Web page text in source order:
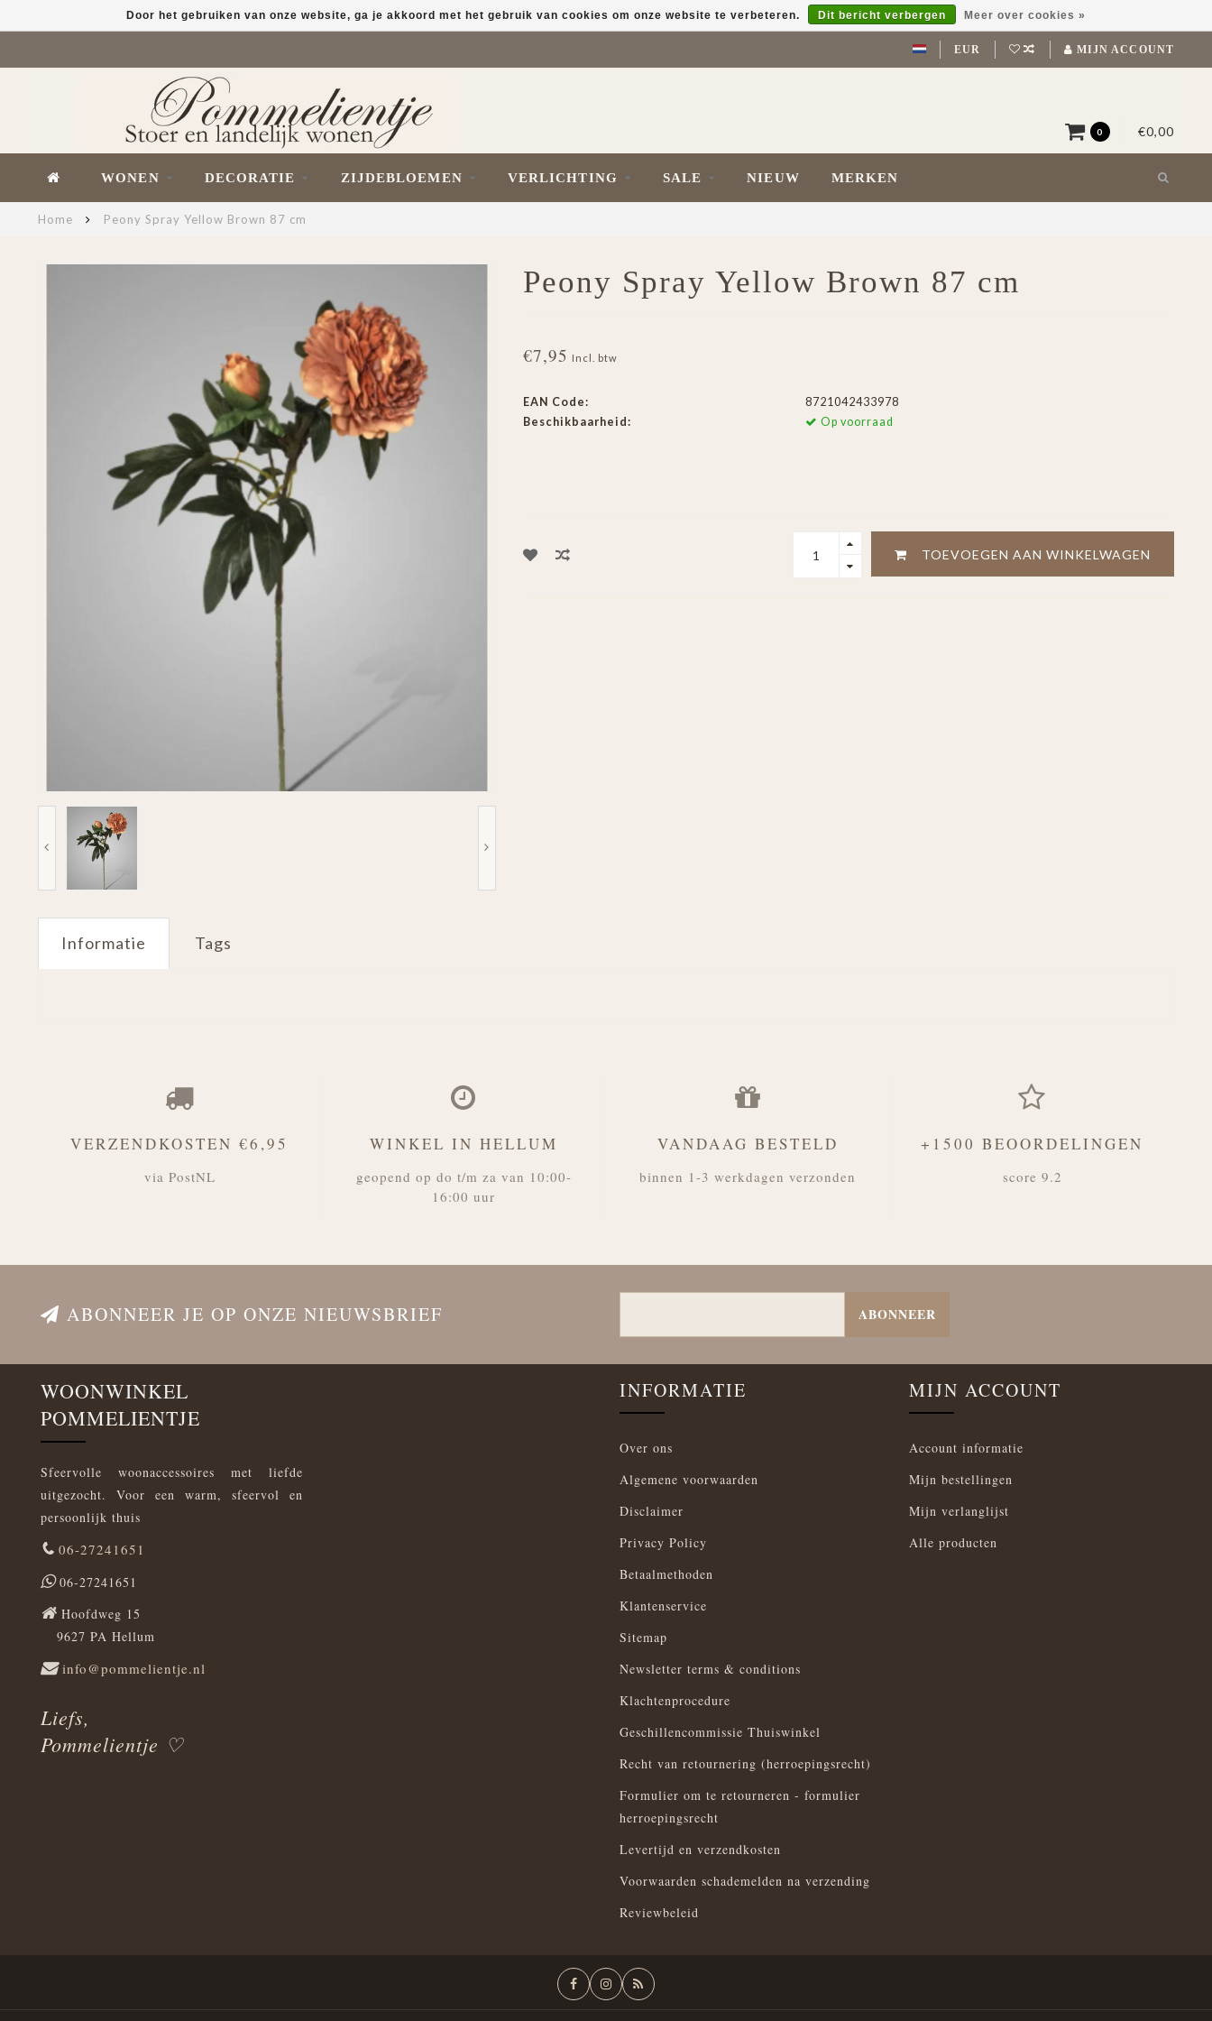
EUR MIJN ACCOUNT
0 €0,00
WONEN DECORATIE ZIJDEBLOEMEN VERLICHTING SALE NIEUW MERKEN
Home Peony Spray Yellow Brown 87 cm
Peony Spray Yellow Brown 87 cm
€7,95 Incl. btw
EAN Code:
8721042433978
Beschikbaarheid:
Op voorraad
TOEVOEGEN AAN WINKELWAGEN
Informatie Tags
Door het gebruiken van onze website, ga je akkoord met het gebruik van cookies om onze website te verbeteren. Dit bericht verbergen Meer over cookies »
VERZENDKOSTEN €6,95
via PostNL
WINKEL IN HELLUM
geopend op do t/m za van 10:00-
16:00 uur
VANDAAG BESTELD
binnen 1-3 werkdagen verzonden
+1500 BEOORDELINGEN
score 9.2
ABONNEER JE OP ONZE NIEUWSBRIEF ABONNEER
WOONWINKEL
POMMELIENTJE
Sfeervolle woonaccessoires met liefde
uitgezocht. Voor een warm, sfeervol en
persoonlijk thuis
06-27241651
06-27241651
Hoofdweg 15
9627 PA Hellum
info@pommelientje.nl
Liefs,
Pommelientje ♡
INFORMATIE
Over ons
Algemene voorwaarden
Disclaimer
Privacy Policy
Betaalmethoden
Klantenservice
Sitemap
Newsletter terms & conditions
Klachtenprocedure
Geschillencommissie Thuiswinkel
Recht van retournering (herroepingsrecht)
Formulier om te retourneren - formulier
herroepingsrecht
Levertijd en verzendkosten
Voorwaarden schademelden na verzending
Reviewbeleid
MIJN ACCOUNT
Account informatie
Mijn bestellingen
Mijn verlanglijst
Alle producten